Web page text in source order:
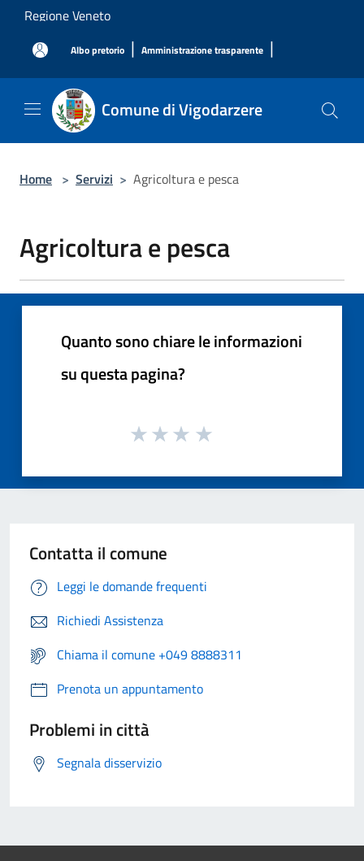
Salta al contenuto principale
Regione Veneto
Albo pretorio | Amministrazione trasparente |
Comune di Vigodarzere
Home > Servizi > Agricoltura e pesca
Agricoltura e pesca
Quanto sono chiare le informazioni
su questa pagina?
Contatta il comune
Leggi le domande frequenti
Richiedi Assistenza
Chiama il comune +049 8888311
Prenota un appuntamento
Problemi in città
Segnala disservizio